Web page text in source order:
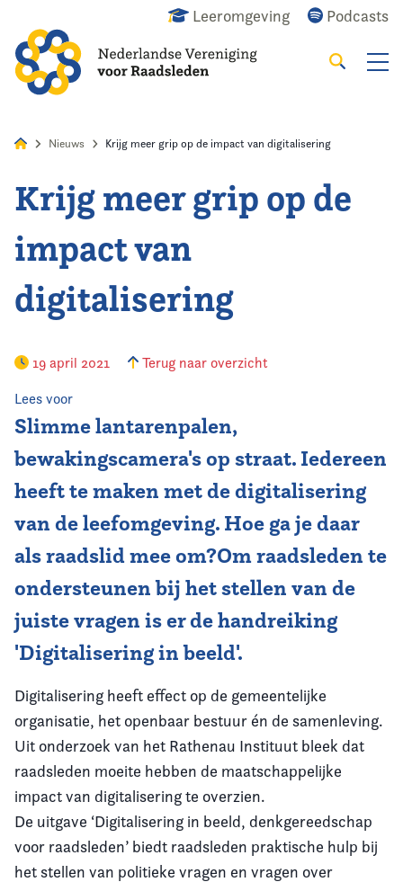
Leeromgeving Podcasts
Zoeken
Home
Agenda
Nieuws
Vereniging
Contact
Nieuws Krijg meer grip op de impact van digitalisering
Krijg meer grip op de
impact van
digitalisering
19 april 2021 Terug naar overzicht
Lees voor
Slimme lantarenpalen,
bewakingscamera's op straat. Iedereen
heeft te maken met de digitalisering
van de leefomgeving. Hoe ga je daar
als raadslid mee om?Om raadsleden te
ondersteunen bij het stellen van de
juiste vragen is er de handreiking
'Digitalisering in beeld'.
Digitalisering heeft effect op de gemeentelijke
organisatie, het openbaar bestuur én de samenleving.
Uit onderzoek van het Rathenau Instituut bleek dat
raadsleden moeite hebben de maatschappelijke
impact van digitalisering te overzien.
De uitgave ‘Digitalisering in beeld, denkgereedschap
voor raadsleden’ biedt raadsleden praktische hulp bij
het stellen van politieke vragen en vragen over